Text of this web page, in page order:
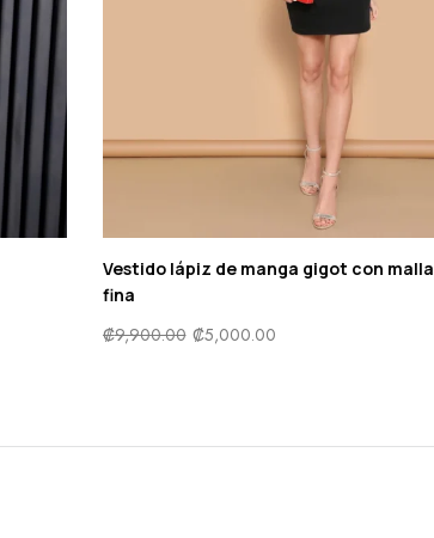
Vestido lápiz de manga gigot con malla
fina
₡9,900.00 ₡5,000.00